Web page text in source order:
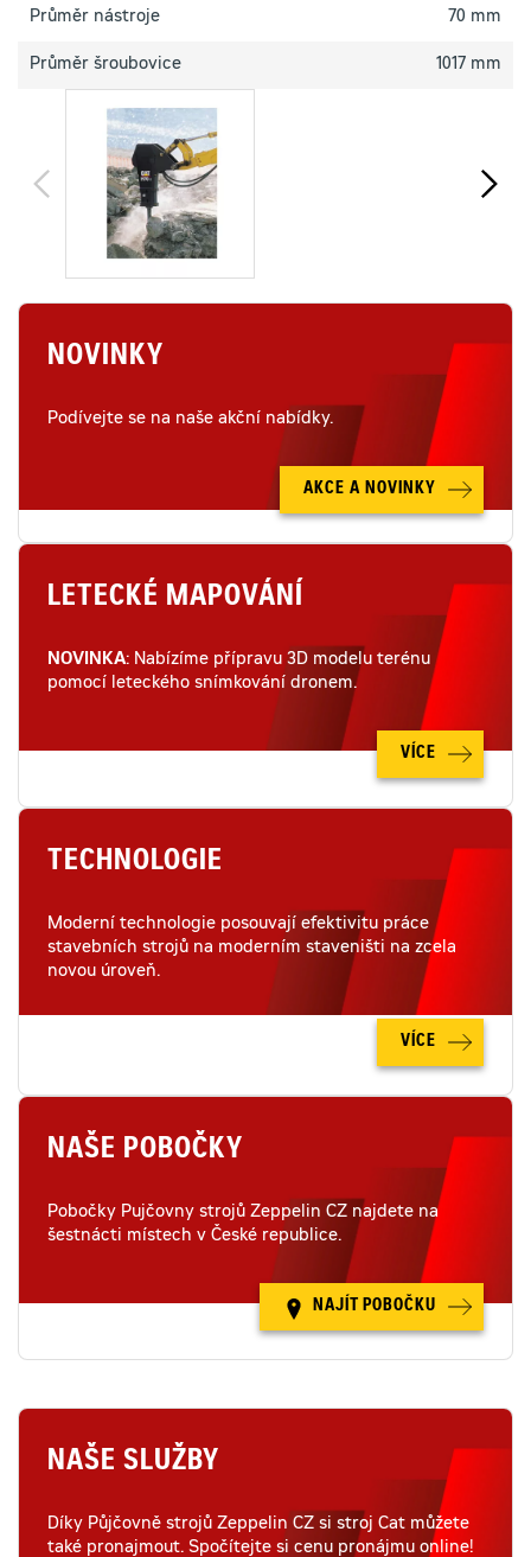
Průměr nástroje 70 mm
Průměr šroubovice 1017 mm
NOVINKY
Podívejte se na naše akční nabídky.
AKCE A NOVINKY
LETECKÉ MAPOVÁNÍ
NOVINKA: Nabízíme přípravu 3D modelu terénu
pomocí leteckého snímkování dronem.
VÍCE
TECHNOLOGIE
Moderní technologie posouvají efektivitu práce
stavebních strojů na moderním staveništi na zcela
novou úroveň.
VÍCE
NAŠE POBOČKY
Pobočky Pujčovny strojů Zeppelin CZ najdete na
šestnácti místech v České republice.
NAJÍT POBOČKU
NAŠE SLUŽBY
Díky Půjčovně strojů Zeppelin CZ si stroj Cat můžete
také pronajmout. Spočítejte si cenu pronájmu online!